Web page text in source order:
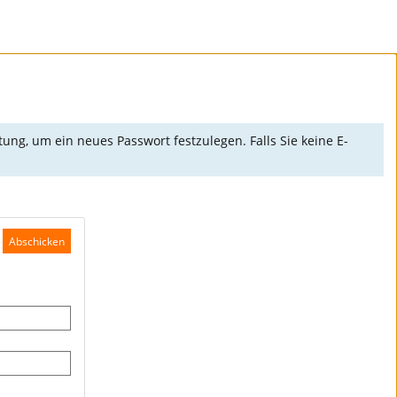
um ein neues Passwort festzulegen. Falls Sie keine E-
Abschicken